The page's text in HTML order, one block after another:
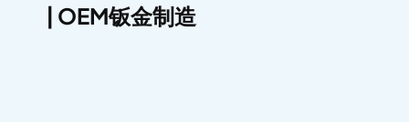
| OEM钣金制造